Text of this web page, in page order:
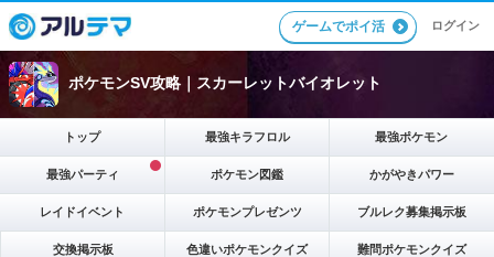
ゲームでポイ活 ログイン
ポケモンSV攻略｜スカーレットバイオレット
トップ 最強キラフロル 最強ポケモン
最強パーティ ポケモン図鑑 かがやきパワー
レイドイベント ポケモンプレゼンツ ブルレク募集掲示板
交換掲示板 色違いポケモンクイズ 難問ポケモンクイズ